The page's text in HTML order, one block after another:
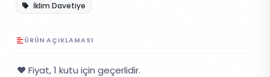
İklim Davetiye
ÜRÜN AÇIKLAMASI
❤️ Fiyat, 1 kutu için geçerlidir.